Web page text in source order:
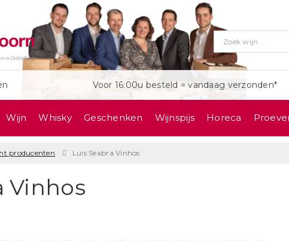
Voor 16:00u besteld = vandaag verzonden*
Wijn Whisky Geschenken Wijnspijs Horeca
producenten Luis Seabra Vinhos
Vinhos